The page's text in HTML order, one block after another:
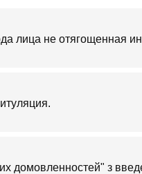
лица не отягощенная
домовленностей" з